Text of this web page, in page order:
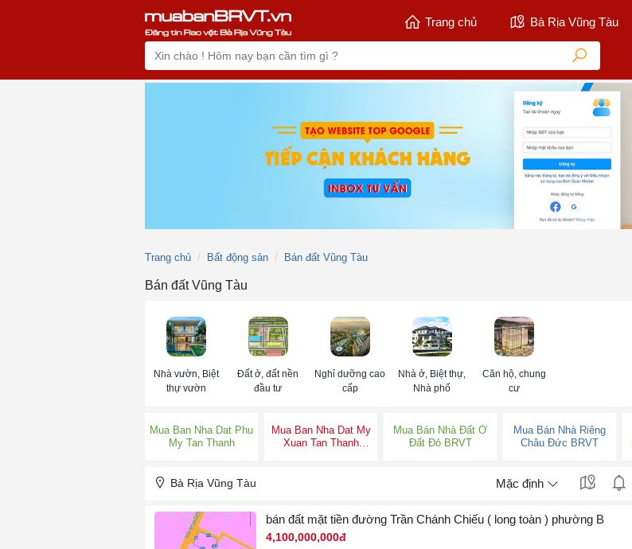
Trang chủ Bà Rịa Vũng Tàu
Trang chủ Bất động sản Bán đất Vũng Tàu
Bán đất Vũng Tàu
Nhà vườn, Biệt
thự vườn
Đất ở, đất nền
đầu tư
Nghỉ dưỡng cao
cấp
Nhà ở, Biệt thự,
Nhà phố
Căn hộ, chung
cư
Mua Ban Nha Dat Phu
My Tan Thanh
Mua Ban Nha Dat My
Xuan Tan Thanh
Mua Bán Nhà Đất Ở
Đất Đỏ BRVT
Mua Bán Nhà Riêng
Châu Đức BRVT
Bà Rịa Vũng Tàu Mặc định
bán đất mặt tiền đường Trần Chánh Chiếu ( long toàn ) phường B
4,100,000,000đ